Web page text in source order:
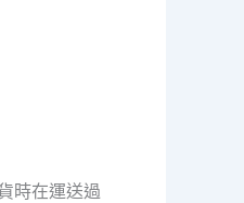
時在運送過